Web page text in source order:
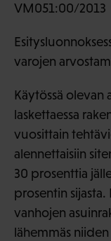
VM051:00/2013
varojen
Käytössä olevan
laskettaessa
vuosittain
alennettaisiin
30 prosenttia
prosentin
vanhojen
lähemmäs